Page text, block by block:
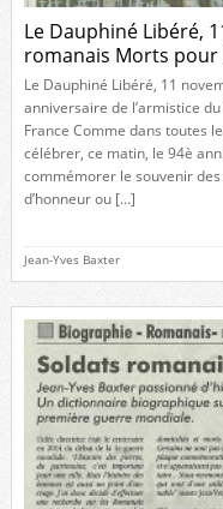
Le Dauphiné Libéré,
romanais Morts pour
Le Dauphiné Libéré, 11
anniversaire de l’armistice
France Comme dans toutes
célébrer, ce matin, le 94è
commémorer le souvenir
d’honneur ou […]
Jean-Yves Baxter